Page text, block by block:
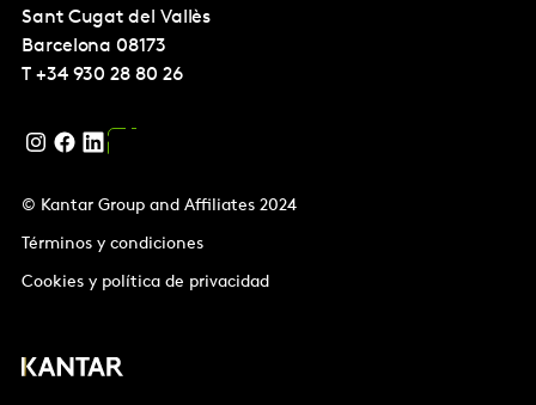
Sant Cugat del Vallès
Barcelona 08173
T +34 930 28 80 26
© Kantar Group and Affiliates 2024
Términos y condiciones
Cookies y política de privacidad